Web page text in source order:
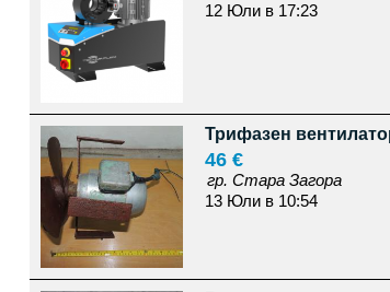
12 Юли в 17:23
Трифазен
46 €
гр. Стара Загора
13 Юли в 10:54